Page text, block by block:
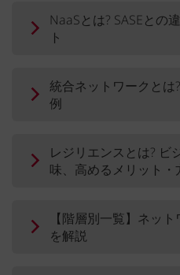
NaaSとは? SASEとの
ト
統合ネットワークとは
例
レジリエンスとは? ビ
味、高めるメリット・
【階層別一覧】ネッ
を解説